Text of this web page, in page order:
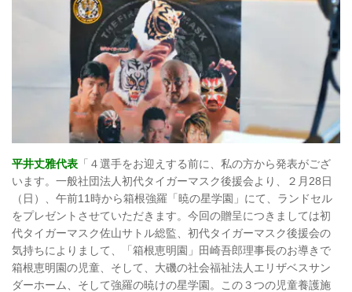
平井丈雅代表 「４選手をお迎えする前に、私の方から発表がござ
います。一般社団法人初代タイガーマスク後援会より、２月28日
（日）、午前11時から箱根強羅「暁の星学園」にて、ランドセル
をプレゼントさせていただきます。今回の贈呈につきましては初
代タイガーマスク佐山サトル総監、初代タイガーマスク後援会の
気持ちによりまして、「箱根恵明園」田崎吾郎理事長のお導きで
箱根恵明園の児童、そして、大磯の社会福祉法人エリザベスサン
ダーホーム、そして強羅の暁けの星学園。この３つの児童養護施